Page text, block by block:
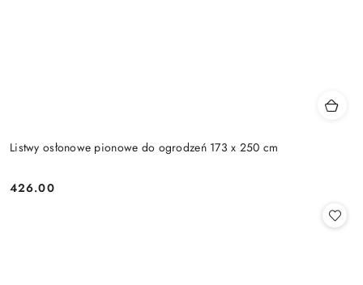
Listwy osłonowe pionowe do ogrodzeń 173 x 250 cm
Cena:
426.00